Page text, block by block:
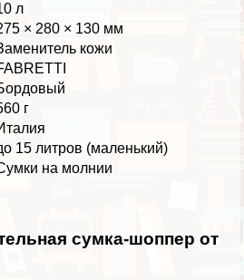
л
× 280 × 130 мм
кожи
г
15 литров (маленький)
на молнии
сумка-шоппер от